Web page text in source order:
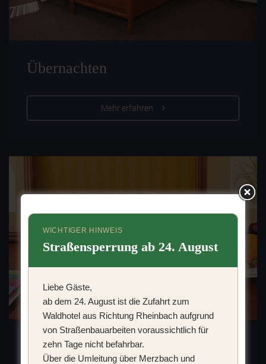
Übernachten
Mehr erfahren
Exklusiv Tagen
WICHTIGER HINWEIS
Straßensperrung ab 24. August
Liebe Gäste,
ab dem 24. August ist die Zufahrt zum
Waldhotel aus Richtung Rheinbach aufgrund
von Straßenbauarbeiten voraussichtlich für
zehn Tage nicht befahrbar.
Über die Umleitung über Merzbach und